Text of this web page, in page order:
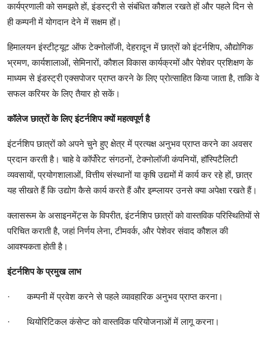
कार्यप्रणाली को समझते हों, इंडस्ट्री से संबंधित कौशल रखते हों और पहले दिन से
ही कम्पनी में योगदान देने में सक्षम हों।
हिमालयन इंस्टीट्यूट ऑफ टेक्नोलॉजी, देहरादून में छात्रों को इंटर्नशिप, औद्योगिक
भ्रमण, कार्यशालाओं, सेमिनारों, कौशल विकास कार्यक्रमों और पेशेवर प्रशिक्षण के
माध्यम से इंडस्ट्री एक्सपोजर प्राप्त करने के लिए प्रोत्साहित किया जाता है, ताकि वे
सफल करियर के लिए तैयार हो सकें।
कॉलेज छात्रों के लिए इंटर्नशिप क्यों महत्वपूर्ण है
इंटर्नशिप छात्रों को अपने चुने हुए क्षेत्र में प्रत्यक्ष अनुभव प्राप्त करने का अवसर
प्रदान करती है। चाहे वे कॉर्पोरेट संगठनों, टेक्नोलॉजी कंपनियों, हॉस्पिटैलिटी
व्यवसायों, प्रयोगशालाओं, वित्तीय संस्थानों या कृषि उद्यमों में कार्य कर रहे हों, छात्र
यह सीखते हैं कि उद्योग कैसे कार्य करते हैं और इम्प्लायर उनसे क्या अपेक्षा रखते हैं।
क्लासरूम के असाइनमेंट्स के विपरीत, इंटर्नशिप छात्रों को वास्तविक परिस्थितियों से
परिचित कराती है, जहां निर्णय लेना, टीमवर्क, और पेशेवर संवाद कौशल की
आवश्यकता होती है।
इंटर्नशिप के प्रमुख लाभ
· कम्पनी में प्रवेश करने से पहले व्यावहारिक अनुभव प्राप्त करना।
· थियोरिटिकल कंसेप्ट को वास्तविक परियोजनाओं में लागू करना।